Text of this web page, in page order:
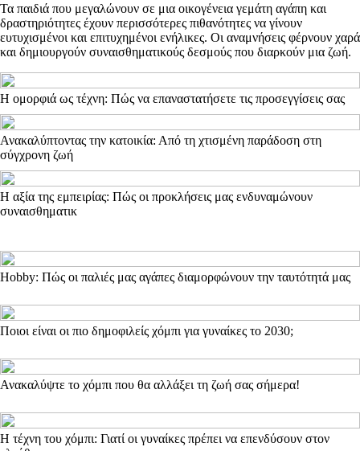
Τα παιδιά που μεγαλώνουν σε μια οικογένεια γεμάτη αγάπη και
δραστηριότητες έχουν περισσότερες πιθανότητες να γίνουν
ευτυχισμένοι και επιτυχημένοι ενήλικες. Οι αναμνήσεις φέρνουν χαρά
και δημιουργούν συναισθηματικούς δεσμούς που διαρκούν μια ζωή.
Η ομορφιά ως τέχνη: Πώς να επαναστατήσετε τις προσεγγίσεις σας
Ανακαλύπτοντας την κατοικία: Από τη χτισμένη παράδοση στη
σύγχρονη ζωή
Η αξία της εμπειρίας: Πώς οι προκλήσεις μας ενδυναμώνουν
συναισθηματικ
Hobby: Πώς οι παλιές μας αγάπες διαμορφώνουν την ταυτότητά μας
Ποιοι είναι οι πιο δημοφιλείς χόμπι για γυναίκες το 2030;
Ανακαλύψτε το χόμπι που θα αλλάξει τη ζωή σας σήμερα!
Η τέχνη του χόμπι: Γιατί οι γυναίκες πρέπει να επενδύσουν στον